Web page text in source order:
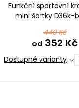
Funkční sportovní
mini šortky D36k-
440 Kč
od 352 Kč
Dostupné varianty